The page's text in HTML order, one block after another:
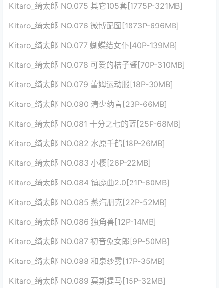
Kitaro_绮太郎 NO.075 其它105套[1775P-321MB]
Kitaro_绮太郎 NO.076 微博配图[1873P-696MB]
Kitaro_绮太郎 NO.077 蝴蝶结女仆[40P-139MB]
Kitaro_绮太郎 NO.078 可爱的桔子酱[70P-310MB]
Kitaro_绮太郎 NO.079 蕾姆运动服[18P-30MB]
Kitaro_绮太郎 NO.080 清少纳言[23P-66MB]
Kitaro_绮太郎 NO.081 十分之七的蓝[25P-68MB]
Kitaro_绮太郎 NO.082 水原千鹤[18P-26MB]
Kitaro_绮太郎 NO.083 小樱[26P-22MB]
Kitaro_绮太郎 NO.084 镇魔曲2.0[21P-60MB]
Kitaro_绮太郎 NO.085 蒸汽朋克[22P-52MB]
Kitaro_绮太郎 NO.086 独角兽[12P-14MB]
Kitaro_绮太郎 NO.087 初音兔女郎[9P-50MB]
Kitaro_绮太郎 NO.088 和泉纱雾[17P-35MB]
Kitaro_绮太郎 NO.089 莫斯提马[15P-32MB]